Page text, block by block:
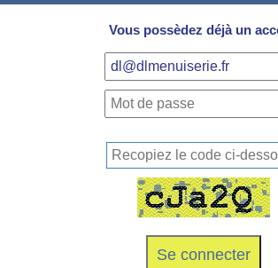
Vous possèdez déjà un